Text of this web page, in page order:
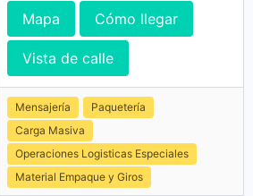
Mapa Cómo llegar
Vista de calle
Mensajería
Paquetería
Carga Masiva
Operaciones Logisticas Especiales
Material Empaque y Giros